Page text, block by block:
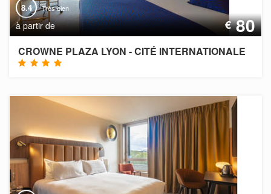
8.4 Très bien
à partir de €80
CROWNE PLAZA LYON - CITÉ INTERNATIONALE